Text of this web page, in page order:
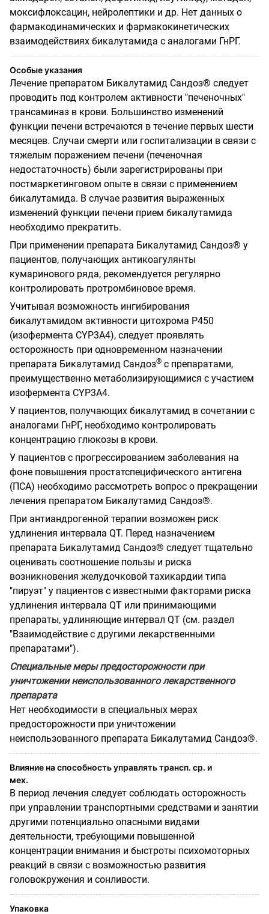
моксифлоксацин, нейролептики и др. Нет данных о
фармакодинамических и фармакокинетических
взаимодействиях бикалутамида с аналогами ГнРГ.
Особые указания
Лечение препаратом Бикалутамид Сандоз® следует
проводить под контролем активности "печеночных"
трансаминаз в крови. Большинство изменений
функции печени встречаются в течение первых шести
месяцев. Случаи смерти или госпитализации в связи с
тяжелым поражением печени (печеночная
недостаточность) были зарегистрированы при
постмаркетинговом опыте в связи с применением
бикалутамида. В случае развития выраженных
изменений функции печени прием бикалутамида
необходимо прекратить.
При применении препарата Бикалутамид Сандоз® у
пациентов, получающих антикоагулянты
кумаринового ряда, рекомендуется регулярно
контролировать протромбиновое время.
Учитывая возможность ингибирования
бикалутамидом активности цитохрома Р450
(изофермента CYP3A4), следует проявлять
осторожность при одновременном назначении
препарата Бикалутамид Сандоз® с препаратами,
преимущественно метаболизирующимися с участием
изофермента CYP3A4.
У пациентов, получающих бикалутамид в сочетании с
аналогами ГнРГ, необходимо контролировать
концентрацию глюкозы в крови.
У пациентов с прогрессированием заболевания на
фоне повышения простатспецифического антигена
(ПСА) необходимо рассмотреть вопрос о прекращении
лечения препаратом Бикалутамид Сандоз®.
При антиандрогенной терапии возможен риск
удлинения интервала QT. Перед назначением
препарата Бикалутамид Сандоз® следует тщательно
оценивать соотношение пользы и риска
возникновения желудочковой тахикардии типа
"пируэт" у пациентов с известными факторами риска
удлинения интервала QT или принимающими
препараты, удлиняющие интервал QT (см. раздел
"Взаимодействие с другими лекарственными
препаратами").
Специальные меры предосторожности при
уничтожении неиспользованного лекарственного
препарата
Нет необходимости в специальных мерах
предосторожности при уничтожении
неиспользованного препарата Бикалутамид Сандоз®.
Влияние на способность управлять трансп. ср. и
мех.
В период лечения следует соблюдать осторожность
при управлении транспортными средствами и занятии
другими потенциально опасными видами
деятельности, требующими повышенной
концентрации внимания и быстроты психомоторных
реакций в связи с возможностью развития
головокружения и сонливости.
Упаковка